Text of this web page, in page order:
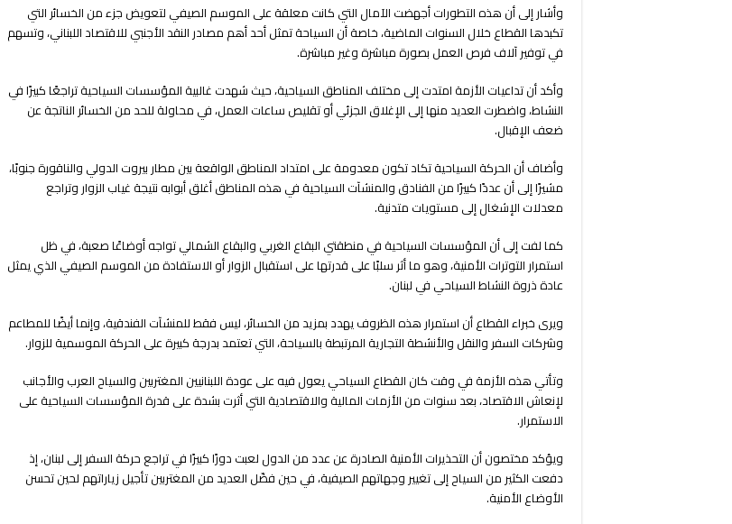
وأشار إلى أن هذه التطورات أجهضت الآمال التي كانت معلقة على الموسم الصيفي لتعويض جزء من الخسائر التي
تكبدها القطاع خلال السنوات الماضية، خاصة أن السياحة تمثل أحد أهم مصادر النقد الأجنبي للاقتصاد اللبناني، وتسهم
في توفير آلاف فرص العمل بصورة مباشرة وغير مباشرة.
وأكد أن تداعيات الأزمة امتدت إلى مختلف المناطق السياحية، حيث شهدت غالبية المؤسسات السياحية تراجعًا كبيرًا في
النشاط، واضطرت العديد منها إلى الإغلاق الجزئي أو تقليص ساعات العمل، في محاولة للحد من الخسائر الناتجة عن
ضعف الإقبال.
وأضاف أن الحركة السياحية تكاد تكون معدومة على امتداد المناطق الواقعة بين مطار بيروت الدولي والناقورة جنوبًا،
مشيرًا إلى أن عددًا كبيرًا من الفنادق والمنشآت السياحية في هذه المناطق أغلق أبوابه نتيجة غياب الزوار وتراجع
معدلات الإشغال إلى مستويات متدنية.
كما لفت إلى أن المؤسسات السياحية في منطقتي البقاع الغربي والبقاع الشمالي تواجه أوضاعًا صعبة، في ظل
استمرار التوترات الأمنية، وهو ما أثر سلبًا على قدرتها على استقبال الزوار أو الاستفادة من الموسم الصيفي الذي يمثل
عادة ذروة النشاط السياحي في لبنان.
ويرى خبراء القطاع أن استمرار هذه الظروف يهدد بمزيد من الخسائر، ليس فقط للمنشآت الفندقية، وإنما أيضًا للمطاعم
وشركات السفر والنقل والأنشطة التجارية المرتبطة بالسياحة، التي تعتمد بدرجة كبيرة على الحركة الموسمية للزوار.
وتأتي هذه الأزمة في وقت كان القطاع السياحي يعول فيه على عودة اللبنانيين المغتربين والسياح العرب والأجانب
لإنعاش الاقتصاد، بعد سنوات من الأزمات المالية والاقتصادية التي أثرت بشدة على قدرة المؤسسات السياحية على
الاستمرار.
ويؤكد مختصون أن التحذيرات الأمنية الصادرة عن عدد من الدول لعبت دورًا كبيرًا في تراجع حركة السفر إلى لبنان، إذ
دفعت الكثير من السياح إلى تغيير وجهاتهم الصيفية، في حين فضّل العديد من المغتربين تأجيل زياراتهم لحين تحسن
الأوضاع الأمنية.